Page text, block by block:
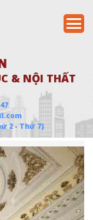
& NỘI THẤT
2 - Thứ 7)